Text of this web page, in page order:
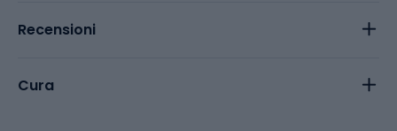
Recensioni
Cura